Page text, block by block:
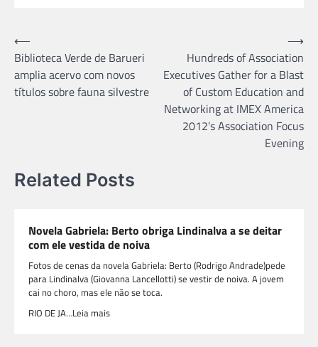
Navegação
de
Post
⟵
Biblioteca Verde de Barueri
amplia acervo com novos
títulos sobre fauna silvestre
Hundreds of Association
Executives Gather for a Blast
of Custom Education and
Networking at IMEX America
2012’s Association Focus
Evening
⟶
Related Posts
Novela Gabriela: Berto obriga Lindinalva a se deitar
com ele vestida de noiva
Fotos de cenas da novela Gabriela: Berto (Rodrigo Andrade)pede
para Lindinalva (Giovanna Lancellotti) se vestir de noiva. A jovem
cai no choro, mas ele não se toca.
RIO DE JA…Leia mais